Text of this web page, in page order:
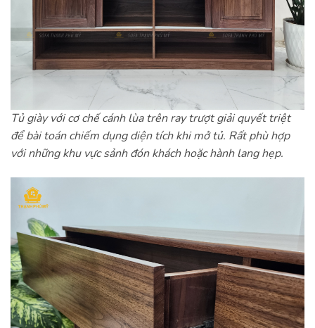
Tủ giày với cơ chế cánh lùa trên ray trượt giải quyết triệt
để bài toán chiếm dụng diện tích khi mở tủ. Rất phù hợp
với những khu vực sảnh đón khách hoặc hành lang hẹp.